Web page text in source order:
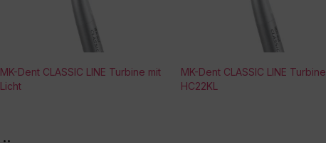
MK-Dent CLASSIC LINE Turbine mit
Licht
MK-Dent CLASSIC LINE Turbine
HC22KL